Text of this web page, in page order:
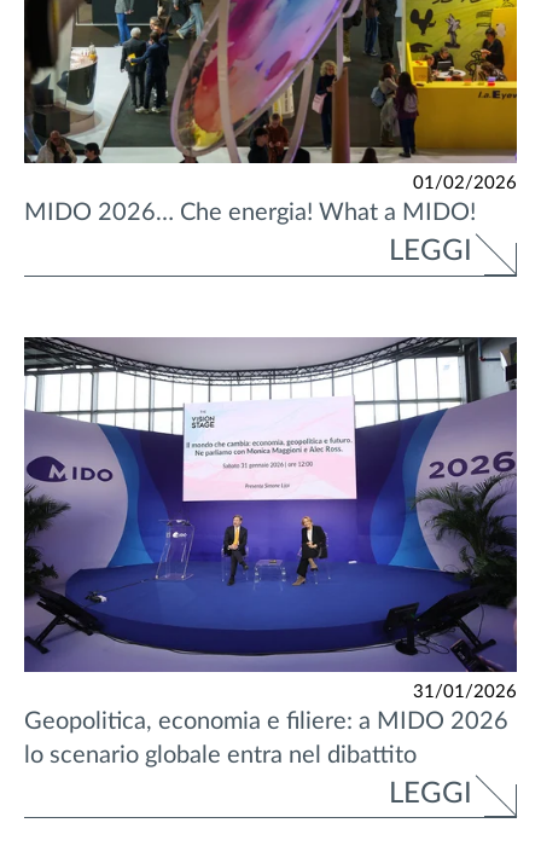
01/02/2026
MIDO 2026… Che energia! What a MIDO!
LEGGI
31/01/2026
Geopolitica, economia e filiere: a MIDO 2026
lo scenario globale entra nel dibattito
LEGGI